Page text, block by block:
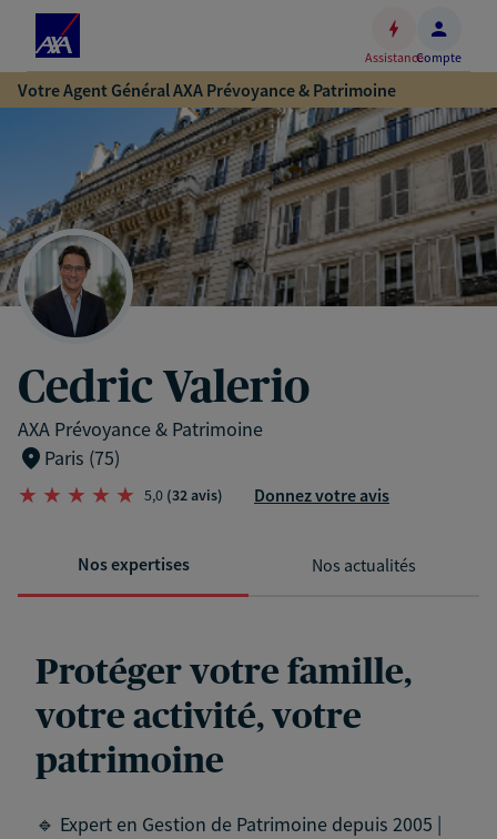
Accéder
au
contenu
principal
Accéder
au
pied
de
page
AssistanceCompte
Votre Agent Général AXA Prévoyance & Patrimoine
Cedric Valerio
AXA Prévoyance & Patrimoine
Paris (75)
5,0 (32 avis) Donnez votre avis
Nos expertises Nos actualités
Protéger votre famille,
votre activité, votre
patrimoine
🔹 Expert en Gestion de Patrimoine depuis 2005 |